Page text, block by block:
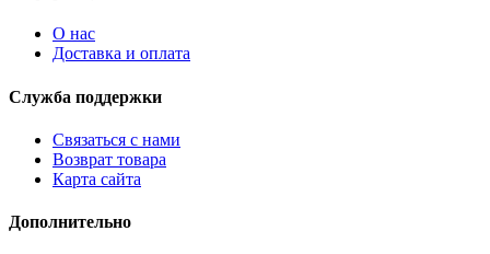
О нас
Доставка и оплата
Служба поддержки
Связаться с нами
Возврат товара
Карта сайта
Дополнительно